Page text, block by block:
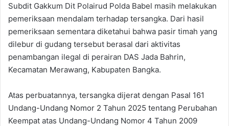
Subdit Gakkum Dit Polairud Polda Babel masih melakukan
pemeriksaan mendalam terhadap tersangka. Dari hasil
pemeriksaan sementara diketahui bahwa pasir timah yang
dilebur di gudang tersebut berasal dari aktivitas
penambangan ilegal di perairan DAS Jada Bahrin,
Kecamatan Merawang, Kabupaten Bangka.
Atas perbuatannya, tersangka dijerat dengan Pasal 161
Undang-Undang Nomor 2 Tahun 2025 tentang Perubahan
Keempat atas Undang-Undang Nomor 4 Tahun 2009